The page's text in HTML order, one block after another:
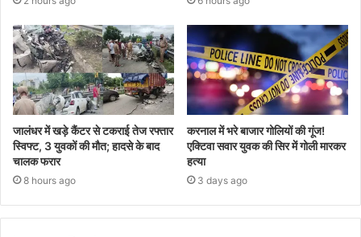
जालंधर में खड़े कैंटर से टकराई तेज रफ्तार
स्विफ्ट, 3 युवकों की मौत; हादसे के बाद
चालक फरार
8 hours ago
करनाल में भरे बाजार गोलियों की गूंज!
एक्टिवा सवार युवक की सिर में गोली मारकर
हत्या
3 days ago